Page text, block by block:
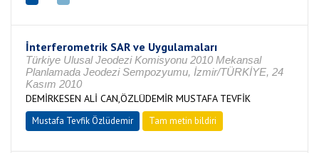
İnterferometrik SAR ve Uygulamaları
Türkiye Ulusal Jeodezi Komisyonu 2010 Mekansal
Planlamada Jeodezi Sempozyumu, İzmir/TÜRKİYE, 24
Kasım 2010
DEMİRKESEN ALİ CAN,ÖZLÜDEMİR MUSTAFA TEVFİK
Mustafa Tevfik Özlüdemir Tam metin bildiri